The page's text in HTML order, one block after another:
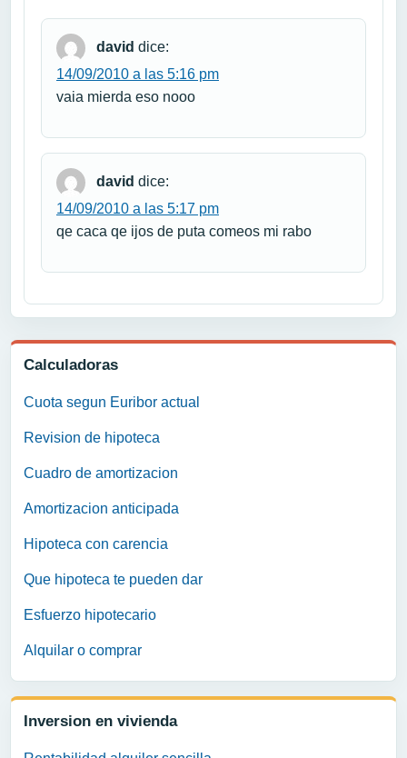
Calculadoras
Cuota segun Euribor actual
Revision de hipoteca
Cuadro de amortizacion
Amortizacion anticipada
Hipoteca con carencia
Que hipoteca te pueden dar
Esfuerzo hipotecario
Alquilar o comprar
Inversion en vivienda
david dice:
14/09/2010 a las 5:16 pm
vaia mierda eso nooo
david dice:
14/09/2010 a las 5:17 pm
qe caca qe ijos de puta comeos mi rabo